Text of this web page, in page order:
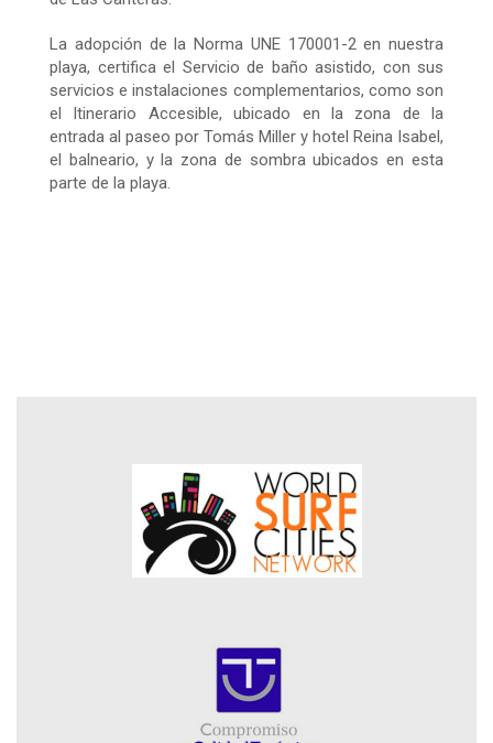
La adopción de la Norma UNE 170001-2 en nuestra
playa, certifica el Servicio de baño asistido, con sus
servicios e instalaciones complementarios, como son
el Itinerario Accesible, ubicado en la zona de la
entrada al paseo por Tomás Miller y hotel Reina Isabel,
el balneario, y la zona de sombra ubicados en esta
parte de la playa.